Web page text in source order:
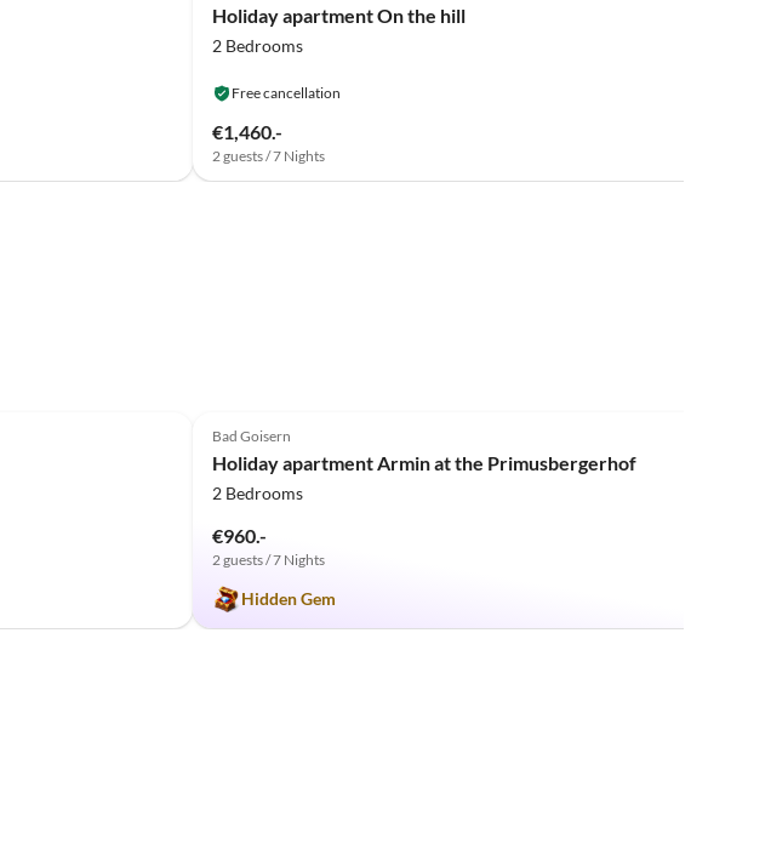
Holiday apartment On the hill
2 Bedrooms
Free cancellation
€1,460.-
2 guests / 7 Nights
Bad Goisern
Holiday apartment Armin at the Primusbergerhof
2 Bedrooms
€960.-
2 guests / 7 Nights
Hidden Gem